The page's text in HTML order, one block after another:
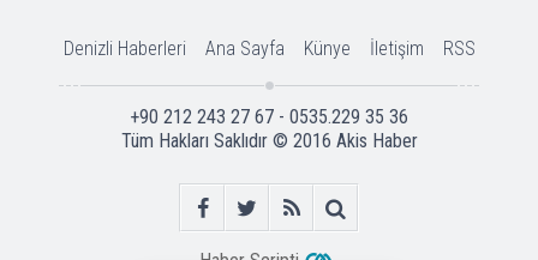
Denizli Haberleri Ana Sayfa Künye İletişim RSS
+90 212 243 27 67 - 0535.229 35 36
Tüm Hakları Saklıdır © 2016 Akis Haber